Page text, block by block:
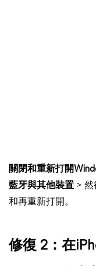
關閉和重新打開
藍牙與其他裝置 > 然
和再重新打開。
修復 2：在